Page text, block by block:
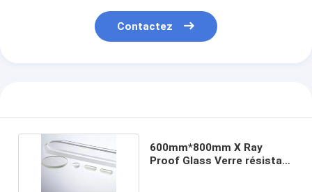
Contactez
600mm*800mm X Ray
Proof Glass Verre résistant